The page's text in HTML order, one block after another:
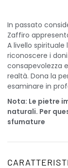
In passato
Zaffiro
A livello
riconoscere i
consapevolezza
realtà. Dona la
esaminare in
Nota: Le pietre
naturali. Per
sfumature